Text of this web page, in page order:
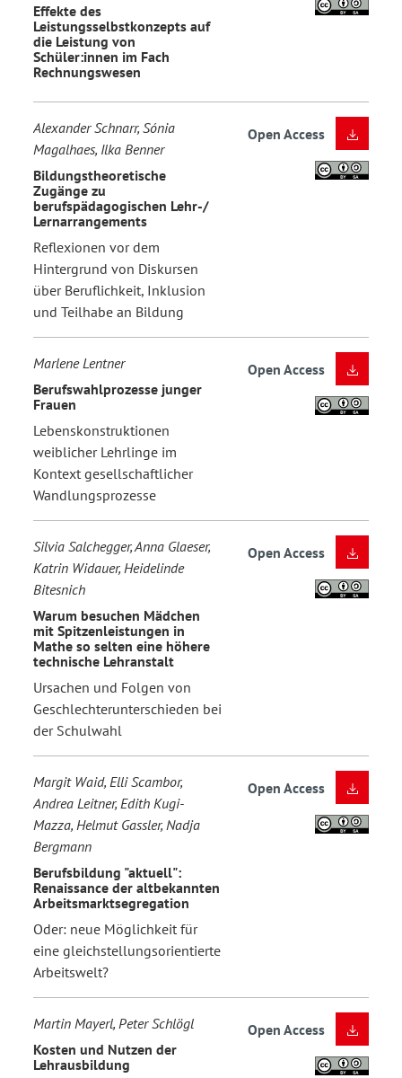
Effekte des
Leistungsselbstkonzepts auf
die Leistung von
Schüler:innen im Fach
Rechnungswesen
Alexander Schnarr, Sónia
Magalhaes, Ilka Benner
Bildungstheoretische
Zugänge zu
berufspädagogischen Lehr-/
Lernarrangements
Reflexionen vor dem
Hintergrund von Diskursen
über Beruflichkeit, Inklusion
und Teilhabe an Bildung
Open Access
Marlene Lentner
Berufswahlprozesse junger
Frauen
Lebenskonstruktionen
weiblicher Lehrlinge im
Kontext gesellschaftlicher
Wandlungsprozesse
Open Access
Silvia Salchegger, Anna Glaeser,
Katrin Widauer, Heidelinde
Bitesnich
Warum besuchen Mädchen
mit Spitzenleistungen in
Mathe so selten eine höhere
technische Lehranstalt
Ursachen und Folgen von
Geschlechterunterschieden bei
der Schulwahl
Open Access
Margit Waid, Elli Scambor,
Andrea Leitner, Edith Kugi-
Mazza, Helmut Gassler, Nadja
Bergmann
Berufsbildung "aktuell":
Renaissance der altbekannten
Arbeitsmarktsegregation
Oder: neue Möglichkeit für
eine gleichstellungsorientierte
Arbeitswelt?
Open Access
Martin Mayerl, Peter Schlögl
Kosten und Nutzen der
Lehrausbildung
Open Access